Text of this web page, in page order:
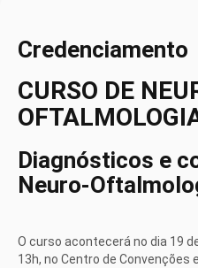
Credenciamento
CURSO DE
Diagnósticos e
Neuro-
O curso acontecerá no dia 19
13h, no Centro de Convenções